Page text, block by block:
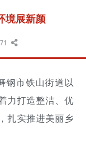
境展新颜
钢市铁山街道以
力打造整洁、优
扎实推进美丽乡